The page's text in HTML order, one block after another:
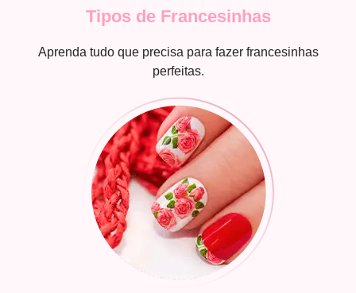
Tipos de Francesinhas
Aprenda tudo que precisa para fazer francesinhas
perfeitas.